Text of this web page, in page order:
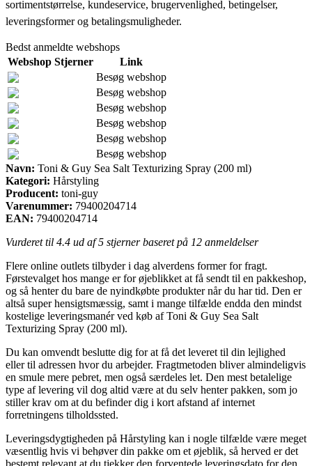
sortimentstørrelse, kundeservice, brugervenlighed, betingelser,
leveringsformer og betalingsmuligheder.
Bedst anmeldte webshops
Webshop Stjerner
Link
Besøg webshop
Besøg webshop
Besøg webshop
Besøg webshop
Besøg webshop
Besøg webshop
Navn: Toni & Guy Sea Salt Texturizing Spray (200 ml)
Kategori: Hårstyling
Producent: toni-guy
Varenummer: 79400204714
EAN: 79400204714
Vurderet til 4.4 ud af 5 stjerner baseret på 12 anmeldelser
Flere online outlets tilbyder i dag alverdens former for fragt.
Førstevalget hos mange er for øjeblikket at få sendt til en pakkeshop,
og så henter du bare de nyindkøbte produkter når du har tid. Den er
altså super hensigtsmæssig, samt i mange tilfælde endda den mindst
kostelige leveringsmanér ved køb af Toni & Guy Sea Salt
Texturizing Spray (200 ml).
Du kan omvendt beslutte dig for at få det leveret til din lejlighed
eller til adressen hvor du arbejder. Fragtmetoden bliver almindeligvis
en smule mere pebret, men også særdeles let. Den mest betalelige
type af levering vil dog altid være at du selv henter pakken, som jo
stiller krav om at du befinder dig i kort afstand af internet
forretningens tilholdssted.
Leveringsdygtigheden på Hårstyling kan i nogle tilfælde være meget
væsentlig hvis vi behøver din pakke om et øjeblik, så herved er det
bestemt relevant at du tjekker den forventede leveringsdato for den